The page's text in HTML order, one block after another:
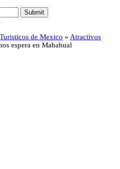
Submit
de Mexico » Atractivos
espera en Mahahual